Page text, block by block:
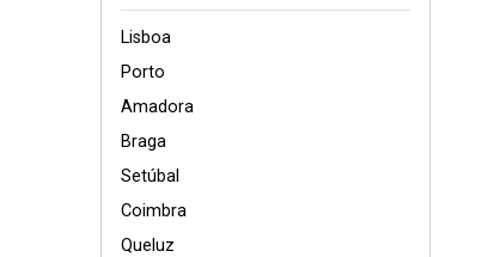
Lisboa
Porto
Amadora
Braga
Setúbal
Coimbra
Queluz